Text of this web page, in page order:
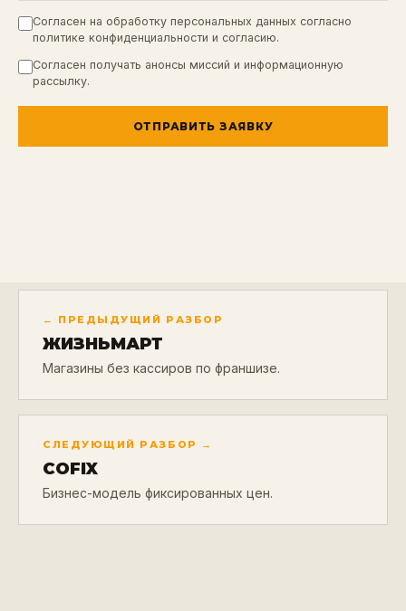
Согласен на обработку персональных данных согласно
политике конфиденциальности и согласию.
Согласен получать анонсы миссий и информационную
рассылку.
ОТПРАВИТЬ ЗАЯВКУ
← ПРЕДЫДУЩИЙ РАЗБОР
ЖИЗНЬМАРТ
Магазины без кассиров по франшизе.
СЛЕДУЮЩИЙ РАЗБОР →
COFIX
Бизнес-модель фиксированных цен.